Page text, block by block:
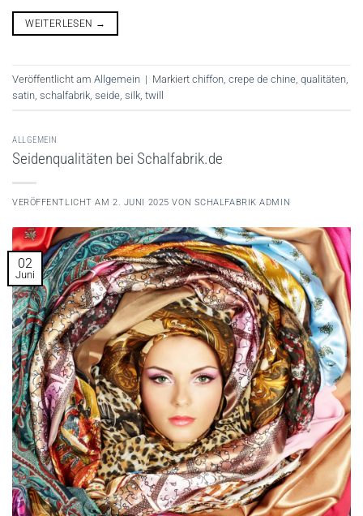
WEITERLESEN →
Veröffentlicht am Allgemein | Markiert chiffon crepe de chine qualitäten
satin schalfabrik seide silk twill
ALLGEMEIN
Seidenqualitäten bei Schalfabrik.de
VERÖFFENTLICHT AM2. JUNI 2025 VON SCHALFABRIK ADMIN
02
Juni